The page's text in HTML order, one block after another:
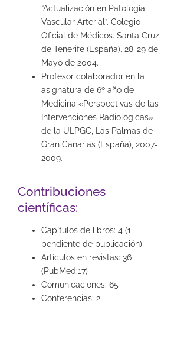
“Actualización en Patología
Vascular Arterial”. Colegio
Oficial de Médicos. Santa Cruz
de Tenerife (España). 28-29 de
Mayo de 2004.
Profesor colaborador en la
asignatura de 6º año de
Medicina «Perspectivas de las
Intervenciones Radiológicas»
de la ULPGC, Las Palmas de
Gran Canarias (España), 2007-
2009.
Contribuciones
científicas:
Capítulos de libros: 4 (1
pendiente de publicación)
Artículos en revistas: 36
(PubMed:17)
Comunicaciones: 65
Conferencias: 2